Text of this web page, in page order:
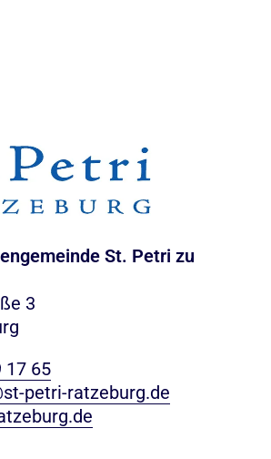
St. Petri zu
3
17 65
petri-ratzeburg.de